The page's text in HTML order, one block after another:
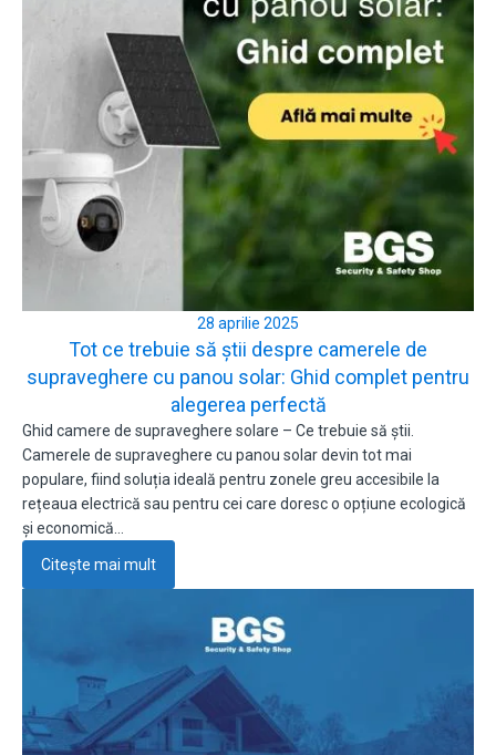
28 aprilie 2025
Tot ce trebuie să știi despre camerele de
supraveghere cu panou solar: Ghid complet pentru
alegerea perfectă
Ghid camere de supraveghere solare – Ce trebuie să știi.
Camerele de supraveghere cu panou solar devin tot mai
populare, fiind soluția ideală pentru zonele greu accesibile la
rețeaua electrică sau pentru cei care doresc o opțiune ecologică
și economică…
Citește mai mult